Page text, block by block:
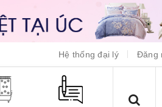
Hệ thống đại lý Đăng